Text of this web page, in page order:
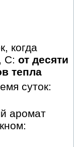
когда
С: от десяти
тепла
суток:
аромат